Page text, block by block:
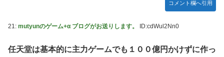
コメント欄へ引用
21: mutyunのゲーム+α ブログがお送りします。 ID:cdWul2Nn0
任天堂は基本的に主力ゲームでも１００億円かけずに作っ